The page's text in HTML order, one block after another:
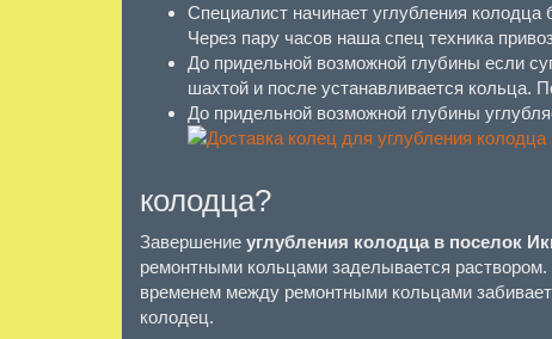
Специалист начинает углубления
Через пару часов наша спец техника
До придельной возможной глубины если
шахтой и после устанавливается кольца.
До придельной возможной глубины
колодца?
Завершение углубления колодца в поселок
ремонтными кольцами заделывается
временем между ремонтными кольцами
колодец.